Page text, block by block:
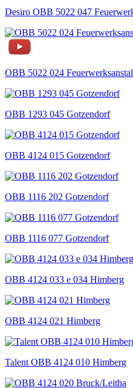
Desiro OBB 5022 047
OBB 5022 024
OBB 1293 045 Gotzendorf
OBB 4124 015 Gotzendorf
OBB 1116 202 Gotzendorf
OBB 1116 077 Gotzendorf
OBB 4124 033 e 034 Himberg
OBB 4124 021 Himberg
Talent OBB 4124 010 Himberg